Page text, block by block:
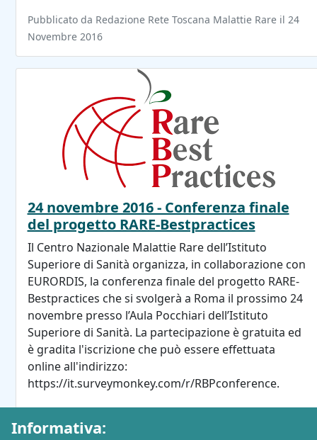
Pubblicato da Redazione Rete Toscana Malattie Rare il 24
Novembre 2016
24 novembre 2016 - Conferenza finale
del progetto RARE-Bestpractices
Il Centro Nazionale Malattie Rare dell’Istituto
Superiore di Sanità organizza, in collaborazione con
EURORDIS, la conferenza finale del progetto RARE-
Bestpractices che si svolgerà a Roma il prossimo 24
novembre presso l’Aula Pocchiari dell’Istituto
Superiore di Sanità. La partecipazione è gratuita ed
è gradita l'iscrizione che può essere effettuata
online all'indirizzo:
https://it.surveymonkey.com/r/RBPconference.
Pubblicato da Redazione Rete Toscana Malattie Rare il 10
Novembre 2016
Informativa: